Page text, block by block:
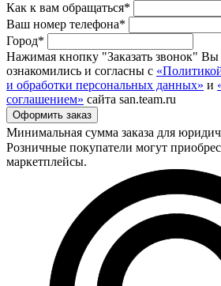
Как к вам обращаться*
Ваш номер телефона*
Город*
Нажимая кнопку "Заказать звонок" Вы
ознакомились и согласны с
и обработки персональных данных» и
соглашением» сайта san.team.ru
Минимальная сумма заказа для
Розничные покупатели могут
маркетплейсы.